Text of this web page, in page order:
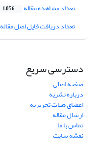
تعداد مشاهده مقاله 1,056
تعداد دریافت فایل اصل مقاله
دسترسی سریع
صفحه اصلی
درباره نشریه
اعضای هیات تحریریه
ارسال مقاله
تماس با ما
نقشه سایت